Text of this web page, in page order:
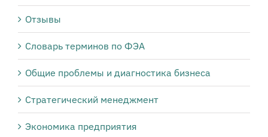
Отзывы
Словарь терминов по ФЭА
Общие проблемы и диагностика бизнеса
Стратегический менеджмент
Экономика предприятия